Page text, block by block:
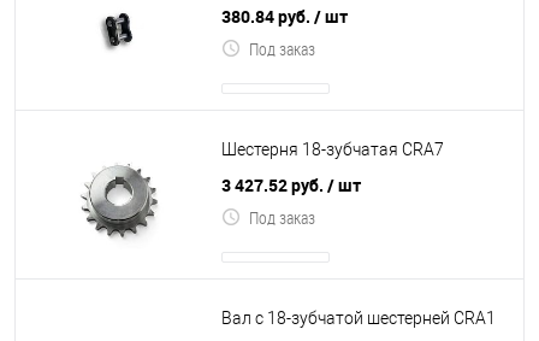
380.84 руб. / шт
Под заказ
Шестерня 18-зубчатая CRA7
3 427.52 руб. / шт
Под заказ
Вал с 18-зубчатой шестерней CRA1